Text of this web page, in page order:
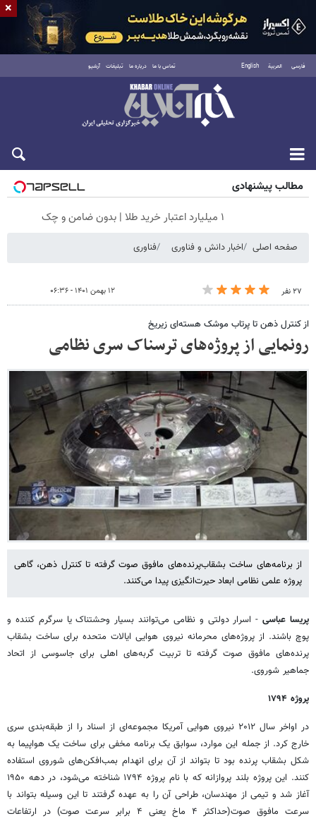
فارسی العربية English تماس با ما درباره ما تبلیغات آرشیو
شنبه ۱۷ مرداد ۱۴۰۵
مطالب پیشنهادی
۱ میلیارد اعتبار خرید طلا | بدون ضامن و چک
صفحه اصلی اخبار دانش و فناوری فناوری
۲۷ نفر ۱۲ بهمن ۱۴۰۱ - ۰۶:۳۶
از کنترل ذهن تا پرتاب موشک هسته‌ای زیریخ
رونمایی از پروژه‌های ترسناک سری نظامی
از برنامه‌های ساخت بشقاب‌پرنده‌های مافوق صوت گرفته تا کنترل ذهن، گاهی
پروژه علمی نظامی ابعاد حیرت‌انگیزی پیدا می‌کنند.
پریسا عباسی- اسرار دولتی و نظامی می‌توانند بسیار وحشتناک یا سرگرم کننده و
پوچ باشند. از پروژه‌های محرمانه نیروی هوایی ایالات متحده برای ساخت بشقاب
پرنده‌های مافوق صوت گرفته تا تربیت گربه‌های اهلی برای جاسوسی از اتحاد
جماهیر شوروی.
پروژه ۱۷۹۴
در اواخر سال ۲۰۱۲ نیروی هوایی آمریکا مجموعه‌ای از اسناد را از طبقه‌بندی سری
خارج کرد. از جمله این موارد، سوابق یک برنامه مخفی برای ساخت یک هواپیما به
شکل بشقاب پرنده بود تا بتواند از آن برای انهدام بمب‌افکن‌های شوروی استفاده
کنند. این پروژه بلند پروازانه که با نام پروژه ۱۷۹۴ شناخته می‌شود، در دهه ۱۹۵۰
آغاز شد و تیمی از مهندسان، طراحی آن را به عهده گرفتند تا این وسیله بتواند با
سرعت مافوق صوت(حداکثر ۴ ماخ یعنی ۴ برابر سرعت صوت) در ارتفاعات
×